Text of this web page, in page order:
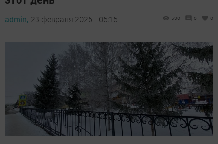
admin, 23 февраля 2025 - 05:15 530 0 0